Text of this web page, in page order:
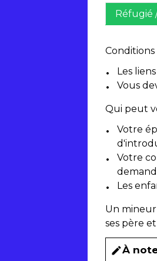
Réfugié
Les
Vous
Qui peut
Votre
Votre
Les
Un
ses père
editÀ